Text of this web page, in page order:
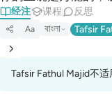
经注 课程 反思
Aa বাংলা Tafsir
Tafsir Fathul Majid不适